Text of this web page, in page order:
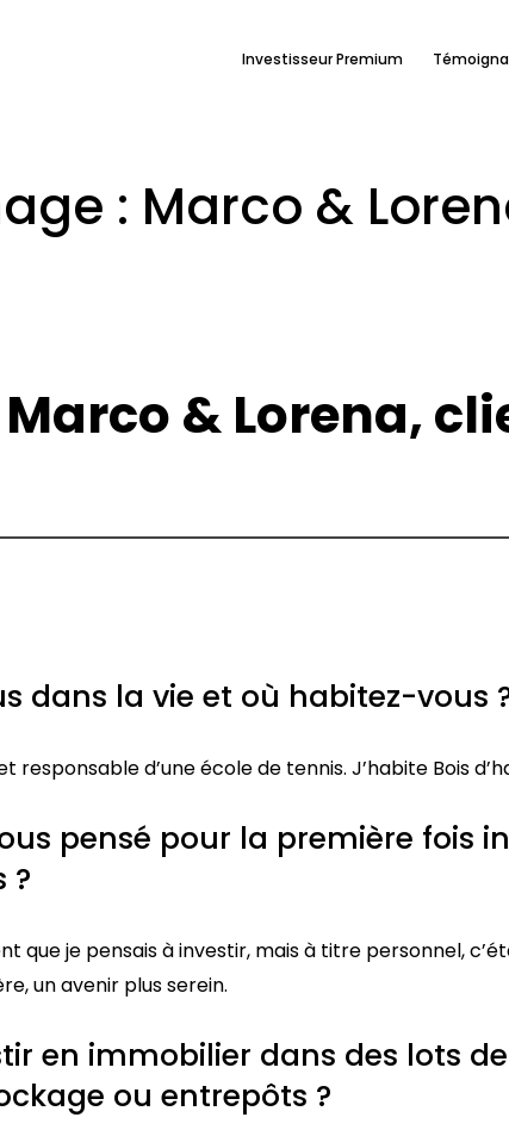
Investisseur Premium
: Marco &
Marco & Lorena,
dans la vie et où habitez-vous
responsable d’une école de tennis. J’habite Bois
pensé pour la première fois
?
que je pensais à investir, mais à titre personnel,
un avenir plus serein.
en immobilier dans des lots
ou entrepôts ?